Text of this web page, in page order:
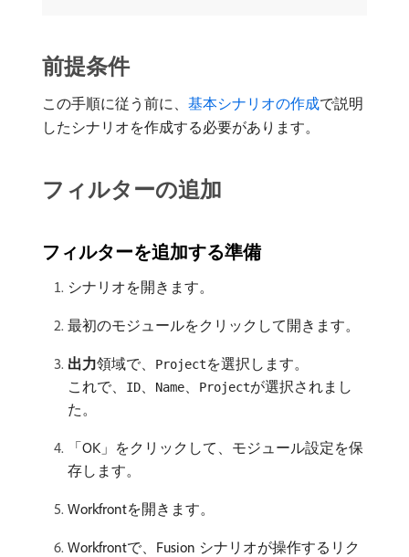
前提条件
この手順に従う前に、 基本シナリオの作成で説明
したシナリオを作成する必要があります。
フィルターの追加
フィルターを追加する準備
シナリオを開きます。
最初のモジュールをクリックして開きます。
出力​領域で、 Projectを選択します。
これで、
ID、 Name、 Projectが選択されまし
た。
「OK」をクリックして、モジュール設定を保
存します。
Workfrontを開きます。
Workfrontで、Fusion シナリオが操作するリク